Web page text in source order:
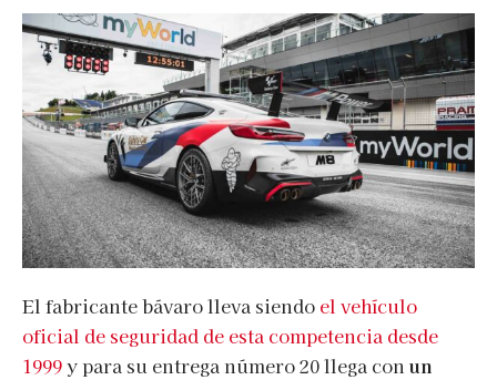
El fabricante bávaro lleva siendo el vehículo
oficial de seguridad de esta competencia desde
1999y para su entrega número 20 llega con un